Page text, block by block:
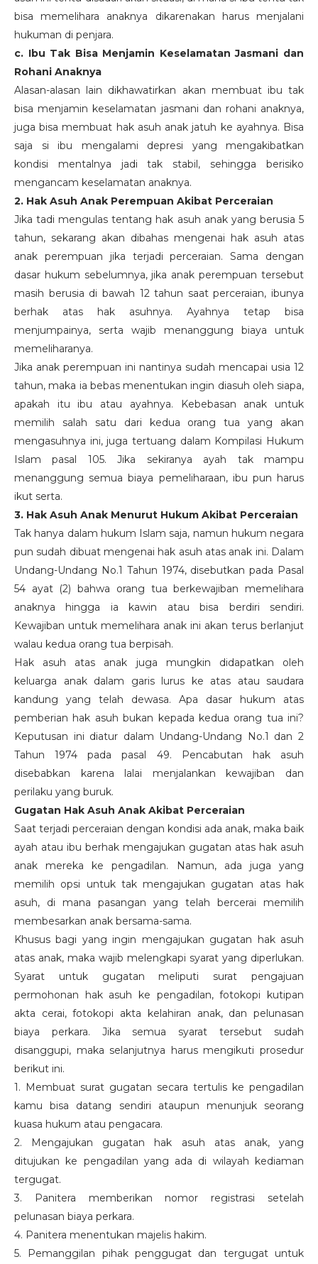
bisa memelihara anaknya dikarenakan harus menjalani
hukuman di penjara.
c. Ibu Tak Bisa Menjamin Keselamatan Jasmani dan
Rohani Anaknya
Alasan-alasan lain dikhawatirkan akan membuat ibu tak
bisa menjamin keselamatan jasmani dan rohani anaknya,
juga bisa membuat hak asuh anak jatuh ke ayahnya. Bisa
saja si ibu mengalami depresi yang mengakibatkan
kondisi mentalnya jadi tak stabil, sehingga berisiko
mengancam keselamatan anaknya.
2. Hak Asuh Anak Perempuan Akibat Perceraian
Jika tadi mengulas tentang hak asuh anak yang berusia 5
tahun, sekarang akan dibahas mengenai hak asuh atas
anak perempuan jika terjadi perceraian. Sama dengan
dasar hukum sebelumnya, jika anak perempuan tersebut
masih berusia di bawah 12 tahun saat perceraian, ibunya
berhak atas hak asuhnya. Ayahnya tetap bisa
menjumpainya, serta wajib menanggung biaya untuk
memeliharanya.
Jika anak perempuan ini nantinya sudah mencapai usia 12
tahun, maka ia bebas menentukan ingin diasuh oleh siapa,
apakah itu ibu atau ayahnya. Kebebasan anak untuk
memilih salah satu dari kedua orang tua yang akan
mengasuhnya ini, juga tertuang dalam Kompilasi Hukum
Islam pasal 105. Jika sekiranya ayah tak mampu
menanggung semua biaya pemeliharaan, ibu pun harus
ikut serta.
3. Hak Asuh Anak Menurut Hukum Akibat Perceraian
Tak hanya dalam hukum Islam saja, namun hukum negara
pun sudah dibuat mengenai hak asuh atas anak ini. Dalam
Undang-Undang No.1 Tahun 1974, disebutkan pada Pasal
54 ayat (2) bahwa orang tua berkewajiban memelihara
anaknya hingga ia kawin atau bisa berdiri sendiri.
Kewajiban untuk memelihara anak ini akan terus berlanjut
walau kedua orang tua berpisah.
Hak asuh atas anak juga mungkin didapatkan oleh
keluarga anak dalam garis lurus ke atas atau saudara
kandung yang telah dewasa. Apa dasar hukum atas
pemberian hak asuh bukan kepada kedua orang tua ini?
Keputusan ini diatur dalam Undang-Undang No.1 dan 2
Tahun 1974 pada pasal 49. Pencabutan hak asuh
disebabkan karena lalai menjalankan kewajiban dan
perilaku yang buruk.
Gugatan Hak Asuh Anak Akibat Perceraian
Saat terjadi perceraian dengan kondisi ada anak, maka baik
ayah atau ibu berhak mengajukan gugatan atas hak asuh
anak mereka ke pengadilan. Namun, ada juga yang
memilih opsi untuk tak mengajukan gugatan atas hak
asuh, di mana pasangan yang telah bercerai memilih
membesarkan anak bersama-sama.
Khusus bagi yang ingin mengajukan gugatan hak asuh
atas anak, maka wajib melengkapi syarat yang diperlukan.
Syarat untuk gugatan meliputi surat pengajuan
permohonan hak asuh ke pengadilan, fotokopi kutipan
akta cerai, fotokopi akta kelahiran anak, dan pelunasan
biaya perkara. Jika semua syarat tersebut sudah
disanggupi, maka selanjutnya harus mengikuti prosedur
berikut ini.
1. Membuat surat gugatan secara tertulis ke pengadilan
kamu bisa datang sendiri ataupun menunjuk seorang
kuasa hukum atau pengacara.
2. Mengajukan gugatan hak asuh atas anak, yang
ditujukan ke pengadilan yang ada di wilayah kediaman
tergugat.
3. Panitera memberikan nomor registrasi setelah
pelunasan biaya perkara.
4. Panitera menentukan majelis hakim.
5. Pemanggilan pihak penggugat dan tergugat untuk